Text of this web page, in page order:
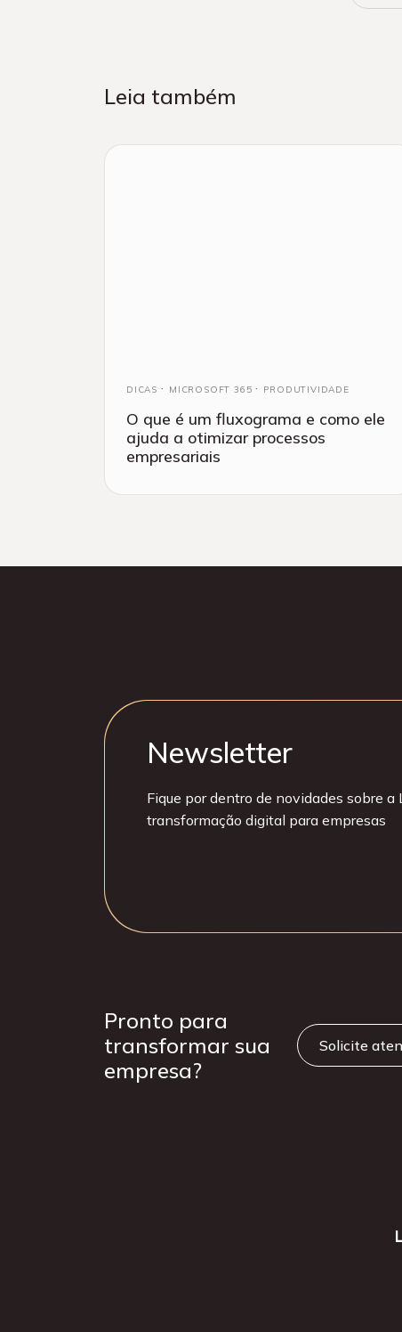
Leia também
DICAS MICROSOFT 365 PRODUTIVIDADE
O que é um fluxograma e como ele
ajuda a otimizar processos
empresariais
Newsletter
Fique por dentro de novidades sobre
transformação digital para empresas
Pronto para
transformar sua
empresa?
Solicite